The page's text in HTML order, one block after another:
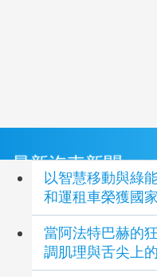
最新汽車新聞
以智慧移動與綠
和運租車榮獲國
當阿法特巴赫的
調肌理與舌尖上